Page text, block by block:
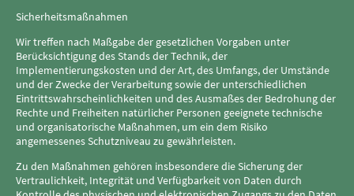
Sicherheitsmaßnahmen
Wir treffen nach Maßgabe der gesetzlichen Vorgaben unter
Berücksichtigung des Stands der Technik, der
Implementierungskosten und der Art, des Umfangs, der Umstände
und der Zwecke der Verarbeitung sowie der unterschiedlichen
Eintrittswahrscheinlichkeiten und des Ausmaßes der Bedrohung der
Rechte und Freiheiten natürlicher Personen geeignete technische
und organisatorische Maßnahmen, um ein dem Risiko
angemessenes Schutzniveau zu gewährleisten.
Zu den Maßnahmen gehören insbesondere die Sicherung der
Vertraulichkeit, Integrität und Verfügbarkeit von Daten durch